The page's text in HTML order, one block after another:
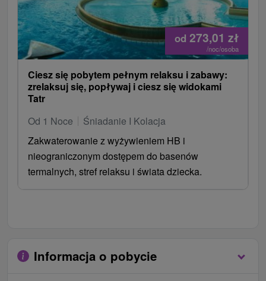
od 273,01 zł
/noc/osoba
Ciesz się pobytem pełnym relaksu i zabawy:
zrelaksuj się, popływaj i ciesz się widokami
Tatr
Od 1 Noce
Śniadanie I Kolacja
Zakwaterowanie z wyżywieniem HB i
nieograniczonym dostępem do basenów
termalnych, stref relaksu i świata dziecka.
Informacja o pobycie